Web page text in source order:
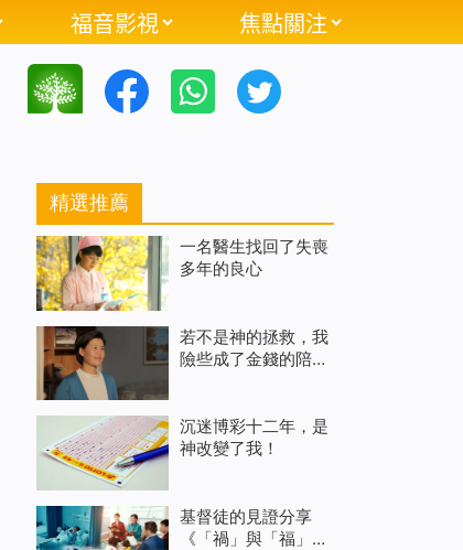
福音影視 焦點關注
精選推薦
一名醫生找回了失喪
多年的良心
若不是神的拯救，我
險些成了金錢的陪葬
沉迷博彩十二年，是
神改變了我！
基督徒的見證分享
《「禍」與「福」》